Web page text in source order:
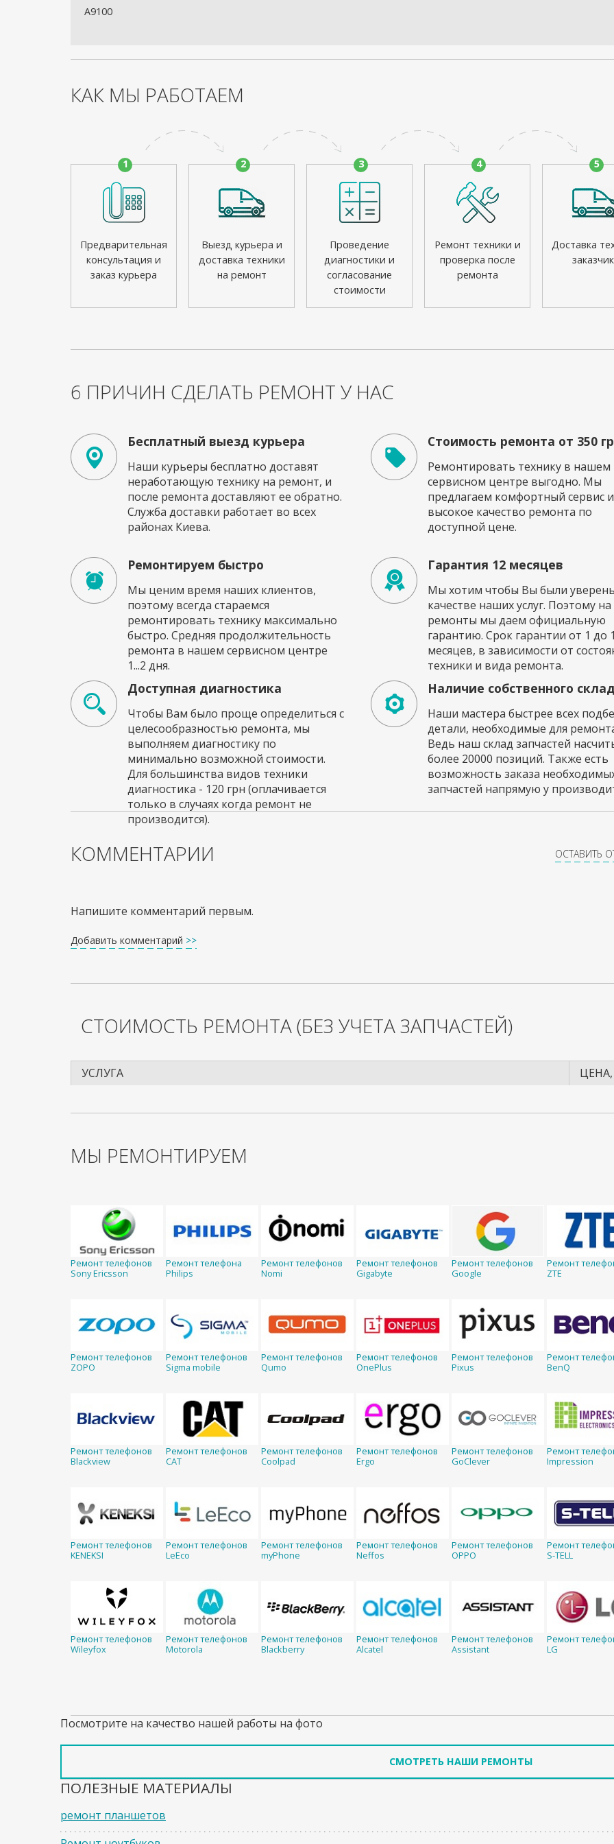
A9100
КАК МЫ РАБОТАЕМ
1
Предварительная
консультация и
заказ курьера
2
Выезд курьера и
доставка техники
на ремонт
3
Проведение
диагностики и
согласование
стоимости
4
Ремонт техники и
проверка после
ремонта
5
Доставка
6 ПРИЧИН СДЕЛАТЬ РЕМОНТ У НАС
Бесплатный выезд курьера
Наши курьеры бесплатно доставят
неработающую технику на ремонт, и
после ремонта доставляют ее обратно.
Служба доставки работает во всех
районах Киева.
Стоимость ремонта от 350
Ремонтировать технику в нашем
сервисном центре выгодно. Мы
предлагаем комфортный сервис и
высокое качество ремонта по
доступной цене.
Ремонтируем быстро
Мы ценим время наших клиентов,
поэтому всегда стараемся
ремонтировать технику максимально
быстро. Средняя продолжительность
ремонта в нашем сервисном центре
1...2 дня.
Гарантия 12 месяцев
Мы хотим чтобы Вы были
качестве наших услуг. Поэтому на
ремонты мы даем официальную
гарантию. Срок гарантии от 1 до
месяцев, в зависимости от
техники и вида ремонта.
Доступная диагностика
Чтобы Вам было проще определиться с
целесообразностью ремонта, мы
выполняем диагностику по
минимально возможной стоимости.
Для большинства видов техники
диагностика - 120 грн (оплачивается
только в случаях когда ремонт не
производится).
Наличие собственного
Наши мастера быстрее всех
детали, необходимые для
Ведь наш склад запчастей
более 20000 позиций. Также есть
возможность заказа
запчастей напрямую у
КОММЕНТАРИИ ОСТАВИТЬ
Напишите комментарий первым.
Добавить комментарий >>
СТОИМОСТЬ РЕМОНТА(БЕЗ УЧЕТА ЗАПЧАСТЕЙ)
УСЛУГА
МЫ РЕМОНТИРУЕМ
Ремонт телефонов
Sony Ericsson
Ремонт телефона
Philips
Ремонт телефонов
Nomi
Ремонт телефонов
Gigabyte
Ремонт телефонов
Google
Ремонт
ZTE
Ремонт телефонов
ZOPO
Ремонт телефонов
Sigma mobile
Ремонт телефонов
Qumo
Ремонт телефонов
OnePlus
Ремонт телефонов
Pixus
Ремонт
BenQ
Ремонт телефонов
Blackview
Ремонт телефонов
CAT
Ремонт телефонов
Coolpad
Ремонт телефонов
Ergo
Ремонт телефонов
GoClever
Ремонт
Impression
Ремонт телефонов
KENEKSI
Ремонт телефонов
LeEco
Ремонт телефонов
myPhone
Ремонт телефонов
Neffos
Ремонт телефонов
OPPO
Ремонт
S-TELL
Ремонт телефонов
Wileyfox
Ремонт телефонов
Motorola
Ремонт телефонов
Blackberry
Ремонт телефонов
Alcatel
Ремонт телефонов
Assistant
Ремонт
LG
Посмотрите на качество нашей работы на фото
СМОТРЕТЬ НАШИ РЕМОНТЫ
ПОЛЕЗНЫЕ МАТЕРИАЛЫ
ремонт планшетов